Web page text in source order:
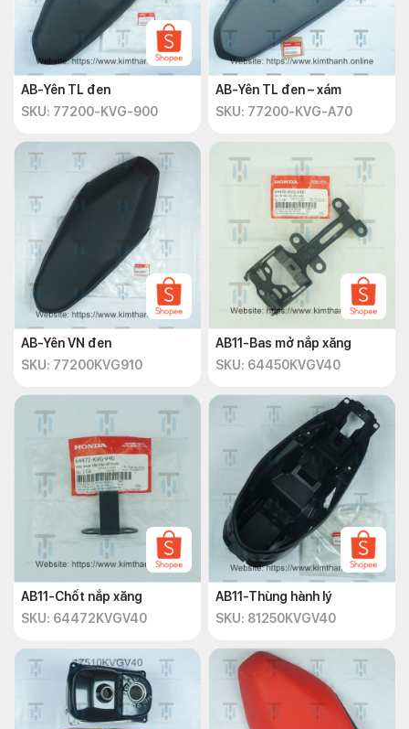
AB-Yên TL đen
SKU: 77200-KVG-900
AB-Yên TL đen – xám
SKU: 77200-KVG-A70
AB-Yên VN đen
SKU: 77200KVG910
AB11-Bas mở nắp xăng
SKU: 64450KVGV40
AB11-Chốt nắp xăng
SKU: 64472KVGV40
AB11-Thùng hành lý
SKU: 81250KVGV40